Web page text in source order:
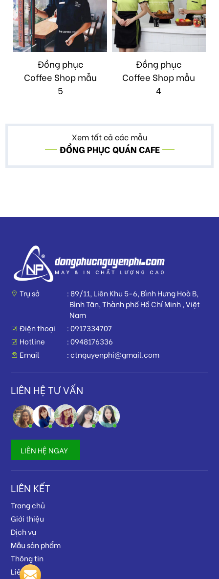
Đồng phục
Coffee Shop mẫu
5
Đồng phục
Coffee Shop mẫu
4
Xem tất cả các mẫu
ĐỒNG PHỤC QUÁN CAFE
Trụ sở
89/11, Liên Khu 5-6, Bình Hưng Hoà B,
Bình Tân, Thành phố Hồ Chí Minh , Việt
Nam
Điện thoại
0917334707
Hotline
0948176336
Email
ctnguyenphi@gmail.com
LIÊN HỆ TƯ VẤN
LIÊN HỆ NGAY
LIÊN KẾT
Trang chủ
Giới thiệu
Dịch vụ
Mẫu sản phẩm
Thông tin
Liên hệ